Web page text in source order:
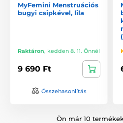
MyFemini Menstruációs
bugyi csipkével, lila
Raktáron, kedden 8. 11. Önnél
9 690 Ft
Összehasonlítás
Ön már 10